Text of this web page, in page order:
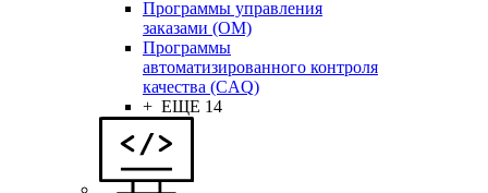
Программы управления
заказами (OM)
Программы
автоматизированного контроля
качества (CAQ)
+ ЕЩЕ 14